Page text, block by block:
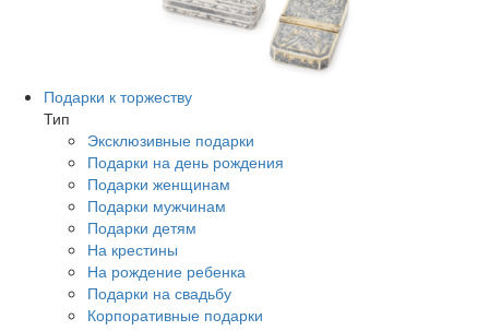
Подарки к торжеству
Тип
Эксклюзивные подарки
Подарки на день рождения
Подарки женщинам
Подарки мужчинам
Подарки детям
На крестины
На рождение ребенка
Подарки на свадьбу
Корпоративные подарки